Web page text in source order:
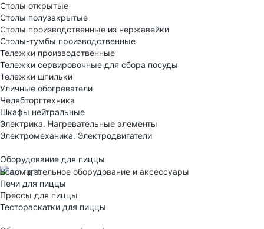
Столы открытые
Столы полузакрытые
Столы производственные из нержавейки
Столы-тумбы производственные
Тележки производственные
Тележки сервировочные для сбора посуды
Тележки шпильки
Уличные обогреватели
Челябторгтехника
Шкафы нейтральные
Электрика. Нагревательные элементы
Электромеханика. Электродвигатели
Оборудование для пиццы
Вспомогательное оборудование и аксессуары
Печи для пиццы
Прессы для пиццы
Тестораскатки для пиццы